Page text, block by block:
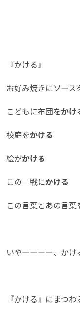
『かける』
お好み焼きにソース
こどもに布団をかけ
校庭をかける
絵がかける
この一戦にかける
この言葉とあの言葉
いやーーーー、か
『かける』にまつ